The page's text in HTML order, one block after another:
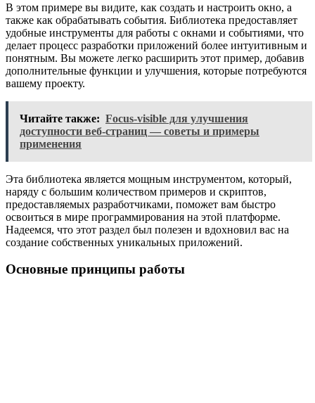
В этом примере вы видите, как создать и настроить окно, а
также как обрабатывать события. Библиотека предоставляет
удобные инструменты для работы с окнами и событиями, что
делает процесс разработки приложений более интуитивным и
понятным. Вы можете легко расширить этот пример, добавив
дополнительные функции и улучшения, которые потребуются
вашему проекту.
Читайте также: Focus-visible для улучшения
доступности веб-страниц — советы и примеры
применения
Эта библиотека является мощным инструментом, который,
наряду с большим количеством примеров и скриптов,
предоставляемых разработчиками, поможет вам быстро
освоиться в мире программирования на этой платформе.
Надеемся, что этот раздел был полезен и вдохновил вас на
создание собственных уникальных приложений.
Основные принципы работы